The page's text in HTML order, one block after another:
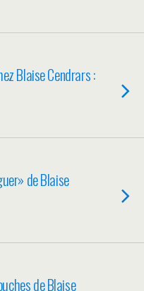
Blaise Cendrars :
de Blaise
de Blaise